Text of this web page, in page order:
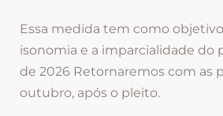
Essa medida tem como
isonomia e a imparcialidade do
de 2026 Retornaremos com as
outubro, após o pleito.